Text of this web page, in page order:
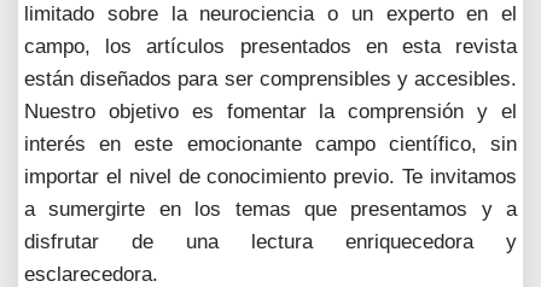
limitado sobre la neurociencia o un experto en el
campo, los artículos presentados en esta revista
están diseñados para ser comprensibles y accesibles.
Nuestro objetivo es fomentar la comprensión y el
interés en este emocionante campo científico, sin
importar el nivel de conocimiento previo. Te invitamos
a sumergirte en los temas que presentamos y a
disfrutar de una lectura enriquecedora y
esclarecedora.